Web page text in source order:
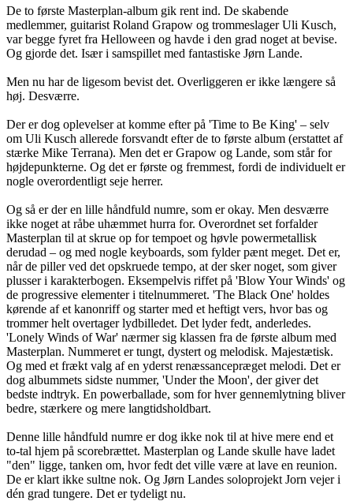
De to første Masterplan-album gik rent ind. De skabende
medlemmer, guitarist Roland Grapow og trommeslager Uli Kusch,
var begge fyret fra Helloween og havde i den grad noget at bevise.
Og gjorde det. Især i samspillet med fantastiske Jørn Lande.
Men nu har de ligesom bevist det. Overliggeren er ikke længere så
høj. Desværre.
Der er dog oplevelser at komme efter på 'Time to Be King' – selv
om Uli Kusch allerede forsvandt efter de to første album (erstattet af
stærke Mike Terrana). Men det er Grapow og Lande, som står for
højdepunkterne. Og det er første og fremmest, fordi de individuelt er
nogle overordentligt seje herrer.
Og så er der en lille håndfuld numre, som er okay. Men desværre
ikke noget at råbe uhæmmet hurra for. Overordnet set forfalder
Masterplan til at skrue op for tempoet og høvle powermetallisk
derudad – og med nogle keyboards, som fylder pænt meget. Det er,
når de piller ved det opskruede tempo, at der sker noget, som giver
plusser i karakterbogen. Eksempelvis riffet på 'Blow Your Winds' og
de progressive elementer i titelnummeret. 'The Black One' holdes
kørende af et kanonriff og starter med et heftigt vers, hvor bas og
trommer helt overtager lydbilledet. Det lyder fedt, anderledes.
'Lonely Winds of War' nærmer sig klassen fra de første album med
Masterplan. Nummeret er tungt, dystert og melodisk. Majestætisk.
Og med et frækt valg af en yderst renæssancepræget melodi. Det er
dog albummets sidste nummer, 'Under the Moon', der giver det
bedste indtryk. En powerballade, som for hver gennemlytning bliver
bedre, stærkere og mere langtidsholdbart.
Denne lille håndfuld numre er dog ikke nok til at hive mere end et
to-tal hjem på scorebrættet. Masterplan og Lande skulle have ladet
"den" ligge, tanken om, hvor fedt det ville være at lave en reunion.
De er klart ikke sultne nok. Og Jørn Landes soloprojekt Jorn vejer i
dén grad tungere. Det er tydeligt nu.